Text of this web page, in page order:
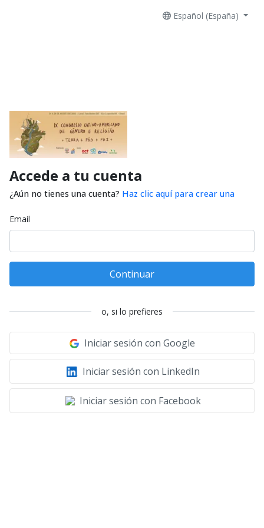
Español (España)
Accede a tu cuenta
¿Aún no tienes una cuenta? Haz clic aquí para crear una
Email
Continuar
o, si lo prefieres
Iniciar sesión con Google
Iniciar sesión con LinkedIn
Iniciar sesión con Facebook